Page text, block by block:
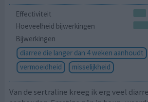
Effectiviteit
Hoeveelheid bijwerkingen
Bijwerkingen
diarree die langer dan 4 weken aanhoudt
vermoeidheid
misselijkheid
Van de sertraline kreeg ik erg veel